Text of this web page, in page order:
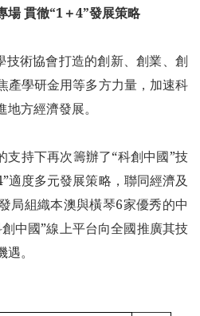
場 貫徹“1＋4”發展策略
術協會打造的創新、創業、創
產學研金用等多方力量，加速科
方經濟發展。
持下再次籌辦了“科創中國”技
適度多元發展策略，聯同經濟及
局組織本澳與橫琴6家優秀的中
中國”線上平台向全國推廣其技
。